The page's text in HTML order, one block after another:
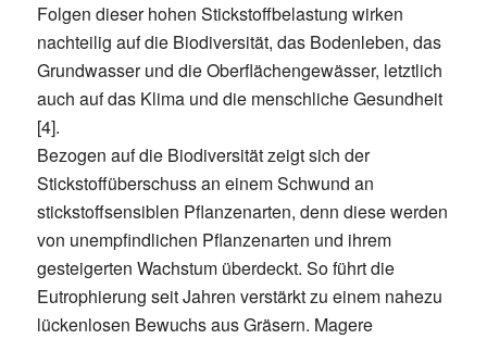
Folgen dieser hohen Stickstoffbelastung wirken
nachteilig auf die Biodiversität, das Bodenleben, das
Grundwasser und die Oberflächengewässer, letztlich
auch auf das Klima und die menschliche Gesundheit
[4].
Bezogen auf die Biodiversität zeigt sich der
Stickstoffüberschuss an einem Schwund an
stickstoffsensiblen Pflanzenarten, denn diese werden
von unempfindlichen Pflanzenarten und ihrem
gesteigerten Wachstum überdeckt. So führt die
Eutrophierung seit Jahren verstärkt zu einem nahezu
lückenlosen Bewuchs aus Gräsern. Magere